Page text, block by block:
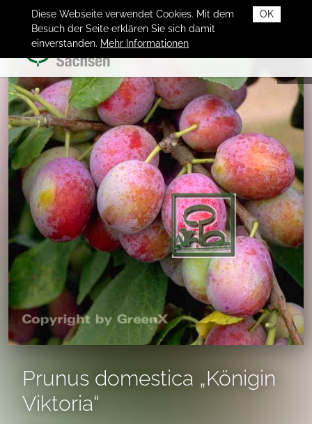
OK
Diese Webseite verwendet Cookies. Mit dem
Besuch der Seite erklären Sie sich damit
einverstanden. Mehr Informationen
Prunus domestica „Königin
Viktoria“